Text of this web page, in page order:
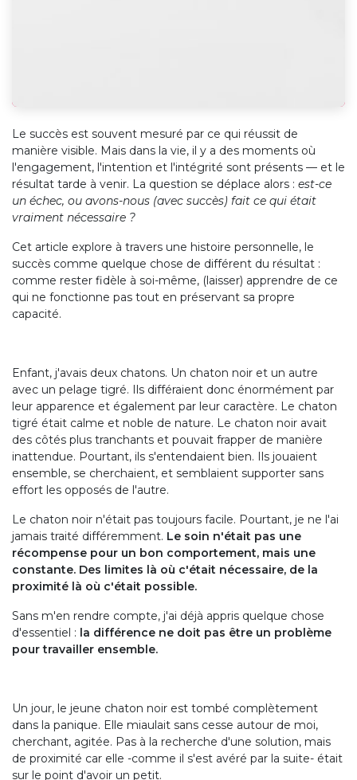
Le succès est souvent mesuré par ce qui réussit de
manière visible. Mais dans la vie, il y a des moments où
l'engagement, l'intention et l'intégrité sont présents — et le
résultat tarde à venir. La question se déplace alors : est-ce
un échec, ou avons-nous (avec succès) fait ce qui était
vraiment nécessaire ?
Cet article explore à travers une histoire personnelle, le
succès comme quelque chose de différent du résultat :
comme rester fidèle à soi-même, (laisser) apprendre de ce
qui ne fonctionne pas tout en préservant sa propre
capacité.
Enfant, j'avais deux chatons. Un chaton noir et un autre
avec un pelage tigré. Ils différaient donc énormément par
leur apparence et également par leur caractère. Le chaton
tigré était calme et noble de nature. Le chaton noir avait
des côtés plus tranchants et pouvait frapper de manière
inattendue. Pourtant, ils s'entendaient bien. Ils jouaient
ensemble, se cherchaient, et semblaient supporter sans
effort les opposés de l'autre.
Le chaton noir n'était pas toujours facile. Pourtant, je ne l'ai
jamais traité différemment. Le soin n'était pas une
récompense pour un bon comportement, mais une
constante. Des limites là où c'était nécessaire, de la
proximité là où c'était possible.
Sans m'en rendre compte, j'ai déjà appris quelque chose
d'essentiel : la différence ne doit pas être un problème
pour travailler ensemble.
Un jour, le jeune chaton noir est tombé complètement
dans la panique. Elle miaulait sans cesse autour de moi,
cherchant, agitée. Pas à la recherche d'une solution, mais
de proximité car elle -comme il s'est avéré par la suite- était
sur le point d'avoir un petit.